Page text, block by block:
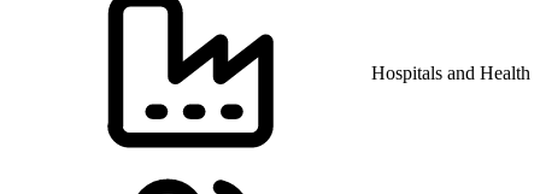
Hospitals and Health